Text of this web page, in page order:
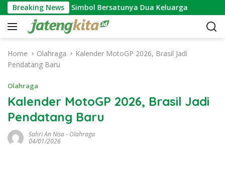
k
Breaking News
Mantu: Simbol Bersatunya Dua Keluarga
Home Olahraga
Kalender MotoGP 2026, Brasil Jadi
Pendatang Baru
Olahraga
Kalender MotoGP 2026, Brasil Jadi
Pendatang Baru
Sahri An Nisa- Olahraga
04/01/2026